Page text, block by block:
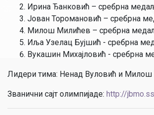
Ирина Ђанковић – сребрна
Јован Торомановић – сребрна
Милош Милићев – сребрна
Иља Узелац Бујшић - сребрна
Вукашин Михајловић - сребрна
Лидери тима: Ненад Вуловић и Милош
Званични сајт олимпијаде: http://